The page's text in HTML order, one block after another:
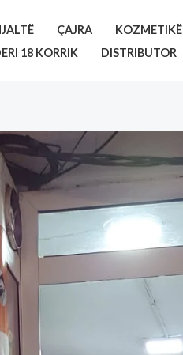
ÇAJRA KOZMETIKË
18 KORRIK
DISTRIBUTOR